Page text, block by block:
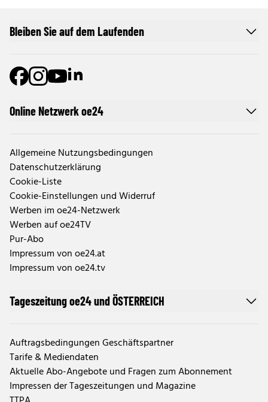
Online Netzwerk oe24
Allgemeine Nutzungsbedingungen
Datenschutzerklärung
Cookie-Liste
Cookie-Einstellungen und Widerruf
Werben im oe24-Netzwerk
Werben auf oe24TV
Pur-Abo
Impressum von oe24.at
Impressum von oe24.tv
Tageszeitung oe24 und ÖSTERREICH
Auftragsbedingungen Geschäftspartner
Tarife & Mediendaten
Aktuelle Abo-Angebote und Fragen zum Abonnement
Impressen der Tageszeitungen und Magazine
Bleiben Sie auf dem Laufenden